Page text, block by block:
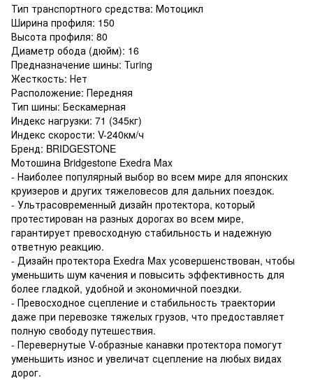
Тип транспортного средства: Мотоцикл
Ширина профиля: 150
Высота профиля: 80
Диаметр обода (дюйм): 16
Предназначение шины: Turing
Жесткость: Нет
Расположение: Передняя
Тип шины: Бескамерная
Индекс нагрузки: 71 (345кг)
Индекс скорости: V-240км/ч
Бренд: BRIDGESTONE
Мотошина Bridgestone Exedra Max
- Наиболее популярный выбор во всем мире для японских
круизеров и других тяжеловесов для дальних поездок.
- Ультрасовременный дизайн протектора, который
протестирован на разных дорогах во всем мире,
гарантирует превосходную стабильность и надежную
ответную реакцию.
- Дизайн протектора Exedra Max усовершенствован, чтобы
уменьшить шум качения и повысить эффективность для
более гладкой, удобной и экономичной поездки.
- Превосходное сцепление и стабильность траектории
даже при перевозке тяжелых грузов, что предоставляет
полную свободу путешествия.
- Перевернутые V-образные канавки протектора помогут
уменьшить износ и увеличат сцепление на любых видах
дорог.